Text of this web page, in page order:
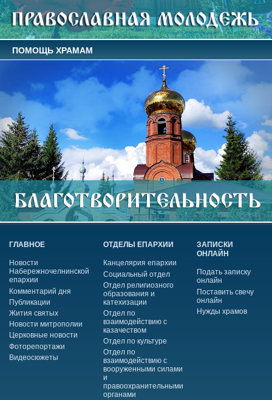
ПОМОЩЬ ХРАМАМ
ГЛАВНОЕ
Новости
Набережночелнинской
епархии
Комментарий дня
Публикации
Жития святых
Новости митрополии
Церковные новости
Фоторепортажи
Видеосюжеты
ОТДЕЛЫ ЕПАРХИИ
Канцелярия епархии
Социальный отдел
Отдел религиозного
образования и
катехизации
Отдел по
взаимодействию с
казачеством
Отдел по культуре
Отдел по
взаимодействию с
вооруженными силами
и
правоохранительными
органами
ЗАПИСКИ
ОНЛАЙН
Подать записку
онлайн
Поставить свечу
онлайн
Нужды храмов